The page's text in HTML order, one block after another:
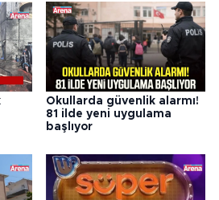
Okullarda güvenlik alarmı!
81 ilde yeni uygulama
başlıyor